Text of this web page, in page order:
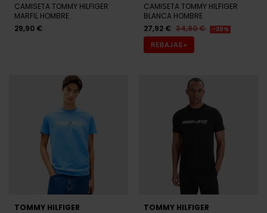
CAMISETA TOMMY HILFIGER
MARFIL HOMBRE
29,90 €
CAMISETA TOMMY HILFIGER
BLANCA HOMBRE
27,92 € 34,90 € -20%
REBAJAS+
TOMMY HILFIGER
TOMMY HILFIGER